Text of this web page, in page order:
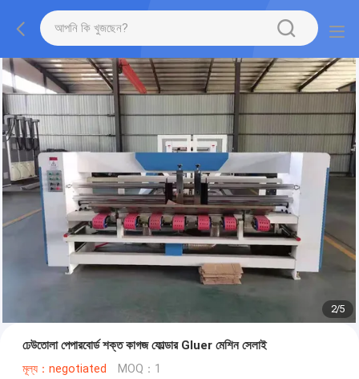
2/5
ঢেউতোলা পেপারবোর্ড শক্ত কাগজ ফোল্ডার Gluer মেশিন সেলাই
মূল্য：negotiated MOQ：1